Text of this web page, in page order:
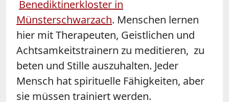
Benediktinerkloster in
Münsterschwarzach. Menschen lernen
hier mit Therapeuten, Geistlichen und
Achtsamkeitstrainern zu meditieren, zu
beten und Stille auszuhalten. Jeder
Mensch hat spirituelle Fähigkeiten, aber
sie müssen trainiert werden.